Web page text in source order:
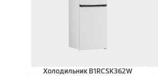
Холодильник B1RCSK362W